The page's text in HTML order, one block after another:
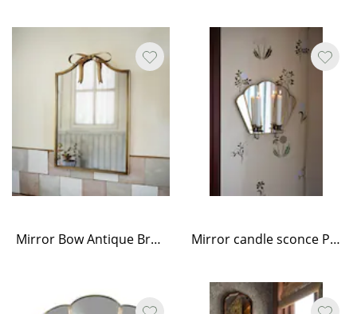
Mirror Bow Antique Brass Mirror candle sconce Paula antique brass, double